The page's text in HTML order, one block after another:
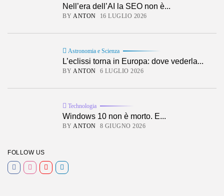
Nell’era dell’AI la SEO non è...
BY ANTON 16 LUGLIO 2026
Astronomia e Scienza
L’eclissi torna in Europa: dove vederla...
BY ANTON 6 LUGLIO 2026
Technologia
Windows 10 non è morto. E...
BY ANTON 8 GIUGNO 2026
FOLLOW US